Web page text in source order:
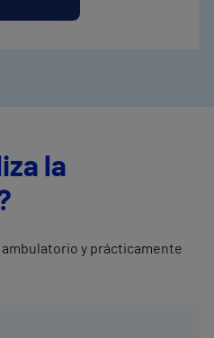
la
y prácticamente